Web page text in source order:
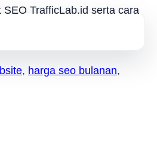
TrafficLab.id serta cara
, harga seo bulanan,